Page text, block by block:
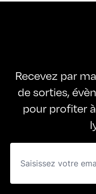
Recevez par
de sorties,
pour profiter